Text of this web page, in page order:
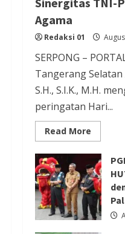
Redaksi 01
Berita Agama
Berita Nasional
Berita Trending
Sejarah
di Tangerang
Redaksi 01
Berita Nasional
Berita Terbaru
Presiden
Pimpinan
Agama
Redaksi 01
SERPONG –
Tangerang Selatan
S.H., S.I.K., M.H.
peringatan Hari...
Read More
more
Hadiri
HUT
Vihara
Boen
Hay
Bio,